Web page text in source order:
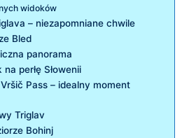
widoków
– niezapomniane chwile
Bled
panorama
perłę Słowenii
⁣Pass – idealny moment
Triglav
Bohinj